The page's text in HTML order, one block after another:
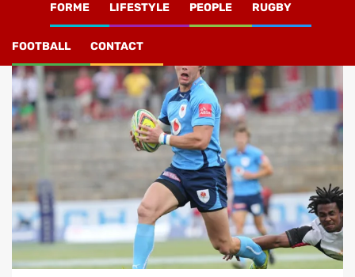
FORME LIFESTYLE PEOPLE RUGBY
FOOTBALL CONTACT
Actualité Rugby